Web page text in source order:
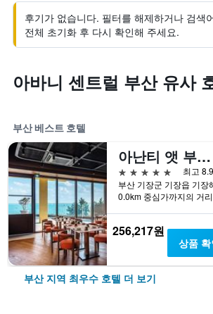
후기가 없습니다. 필터를 해제하거나 검색
전체 초기화 후 다시 확인해 주세요.
아바니 센트럴 부산 유사
부산 베스트 호텔
아난티 앳 부산 코브
5성급
최고 8.9
0.0km 중심가까지의 거리
256,217원
상품 확
부산 지역 최우수 호텔 더 보기